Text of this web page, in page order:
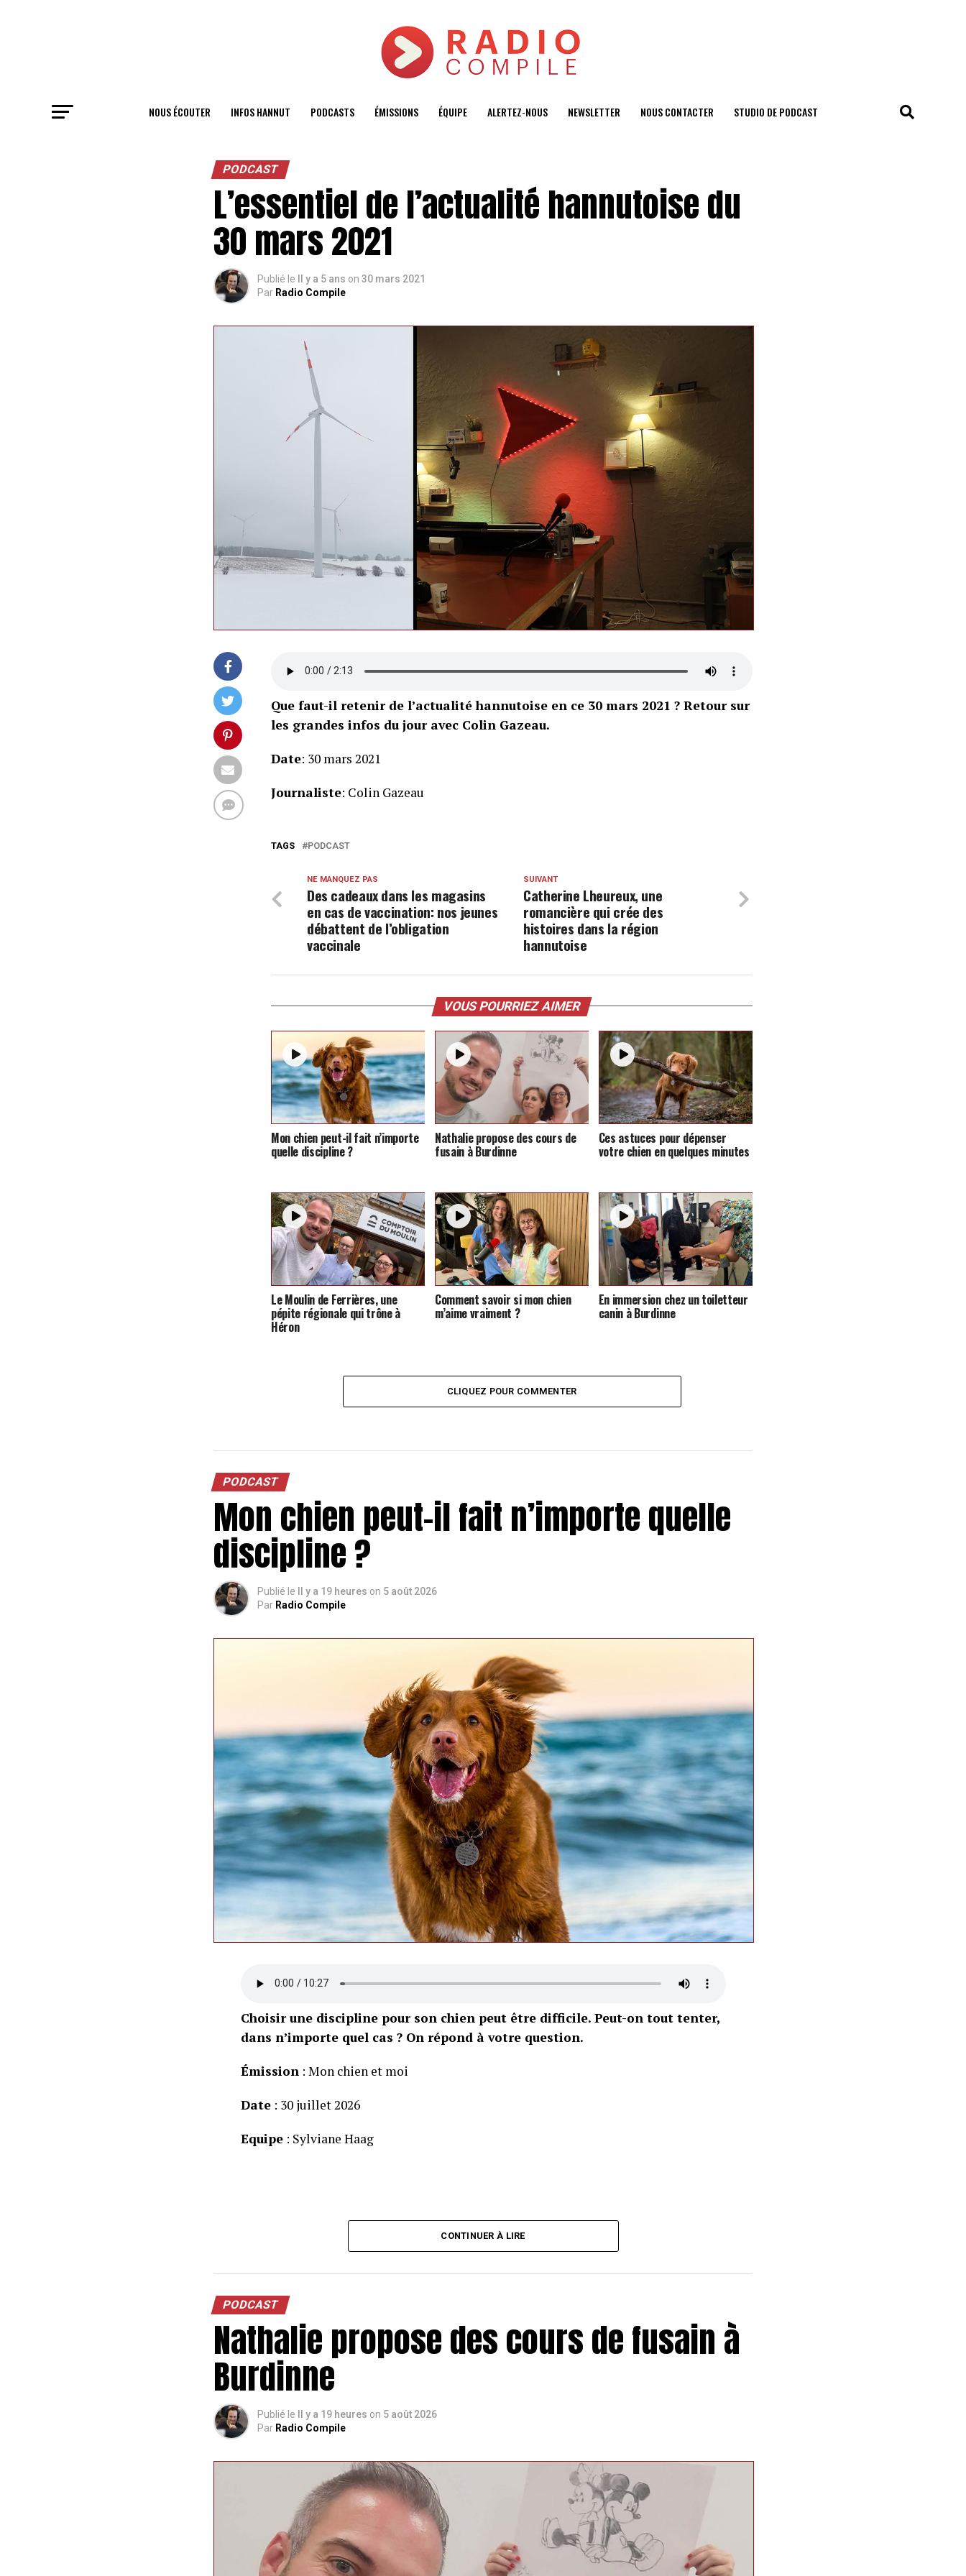
NOUS ÉCOUTER INFOS HANNUT PODCASTS ÉMISSIONS ÉQUIPE ALERTEZ-NOUS NEWSLETTER NOUS CONTACTER STUDIO DE PODCAST
PODCAST
L’essentiel de l’actualité hannutoise du
30 mars 2021
Publié le Il y a 5 ans on 30 mars 2021
Par Radio Compile
Que faut-il retenir de l’actualité hannutoise en ce 30 mars 2021 ? Retour sur
les grandes infos du jour avec Colin Gazeau.
Date: 30 mars 2021
Journaliste: Colin Gazeau
TAGS PODCAST
SUIVANT
Catherine Lheureux, une
romancière qui crée des
histoires dans la région
hannutoise
NE MANQUEZ PAS
Des cadeaux dans les magasins
en cas de vaccination: nos jeunes
débattent de l’obligation
vaccinale
VOUS POURRIEZ AIMER
Mon chien peut-il fait n’importe
quelle discipline ?
Nathalie propose des cours de
fusain à Burdinne
Ces astuces pour dépenser
votre chien en quelques minutes
Le Moulin de Ferrières, une
pépite régionale qui trône à
Héron
Comment savoir si mon chien
m’aime vraiment ?
En immersion chez un toiletteur
canin à Burdinne
CLIQUEZ POUR COMMENTER
PODCAST
Mon chien peut-il fait n’importe quelle
discipline ?
Publié le Il y a 19 heures on 5 août 2026
Par Radio Compile
Choisir une discipline pour son chien peut être difficile. Peut-on tout tenter,
dans n’importe quel cas ? On répond à votre question.
Émission: Mon chien et moi
Date: 30 juillet 2026
Equipe: Sylviane Haag
CONTINUER À LIRE
PODCAST
Nathalie propose des cours de fusain à
Burdinne
Publié le Il y a 19 heures on 5 août 2026
Par Radio Compile